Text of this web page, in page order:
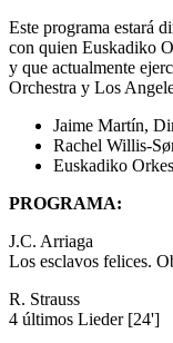
Este programa estará
con quien Euskadiko
y que actualmente
Orchestra y Los
Jaime Martín,
Rachel Willis-
Euskadiko
PROGRAMA:
J.C. Arriaga
Los esclavos felices.
R. Strauss
4 últimos Lieder [24']